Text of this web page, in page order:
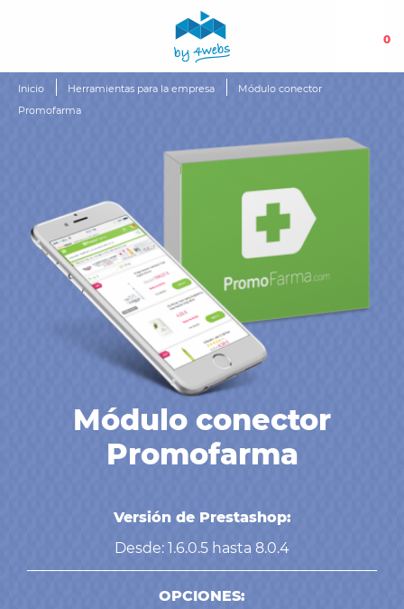
0
Inicio Herramientas para la empresa
Módulo conector
Promofarma
Módulo conector
Promofarma
Versión de Prestashop:
Desde: 1.6.0.5 hasta 8.0.4
OPCIONES: